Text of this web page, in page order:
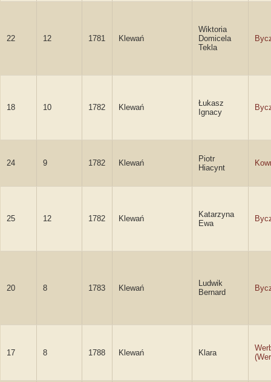
22 12 1781 Klewań
Wiktoria
Domicela
Tekla
18 10 1782 Klewań
Łukasz
Ignacy
24 9 1782 Klewań
Piotr
Hiacynt
25 12 1782 Klewań
Katarzyna
Ewa
20 8 1783 Klewań
Ludwik
Bernard
17 8 1788 Klewań Klara